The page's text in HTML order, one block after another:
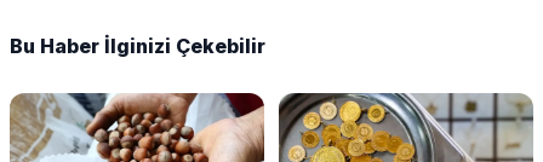
Bu Haber İlginizi Çekebilir